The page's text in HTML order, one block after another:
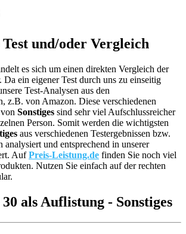
Test und/oder Vergleich
es sich um einen direkten Vergleich der
Da ein eigener Test durch uns zu einseitig
Test-Analysen aus den
z.B. von Amazon. Diese verschiedenen
Sonstiges sind sehr viel Aufschlussreicher
Person. Somit werden die wichtigsten
aus verschiedenen Testergebnissen bzw.
analysiert und entsprechend in unserer
AufPreis-Leistung.de finden Sie noch viel
Nutzen Sie einfach auf der rechten
als Auflistung - Sonstiges